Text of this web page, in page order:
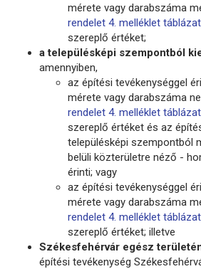
mérete vagy darabszáma
rendelet 4. melléklet
szereplő értéket;
a településképi szempontból
amennyiben,
az építési tevékenységgel
mérete vagy darabszáma
rendelet 4. melléklet
szereplő értéket és az
településképi szempontból
belüli közterületre néző -
érinti; vagy
az építési tevékenységgel
mérete vagy darabszáma
rendelet 4. melléklet
szereplő értéket; illetve
Székesfehérvár egész
építési tevékenység